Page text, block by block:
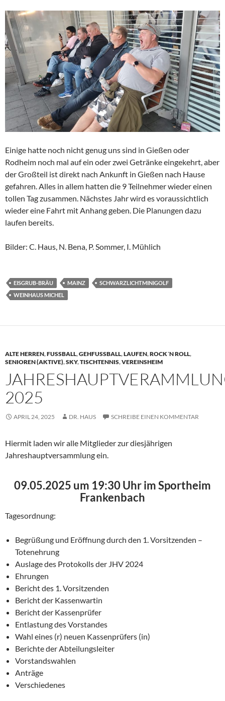
Einige hatte noch nicht genug uns sind in Gießen oder
Rodheim noch mal auf ein oder zwei Getränke eingekehrt, aber
der Großteil ist direkt nach Ankunft in Gießen nach Hause
gefahren. Alles in allem hatten die 9 Teilnehmer wieder einen
tollen Tag zusammen. Nächstes Jahr wird es voraussichtlich
wieder eine Fahrt mit Anhang geben. Die Planungen dazu
laufen bereits.
Bilder: C. Haus, N. Bena, P. Sommer, I. Mühlich
EISGRUB-BRÄU MAINZ
SCHWARZLICHTMINIGOLF
WEINHAUS MICHEL
ALTE HERREN,FUSSBALL ,GEHFUSSBALL,LAUFEN,ROCK´N ROLL,
SENIOREN (AKTIVE),SKY,TISCHTENNIS,VEREINSHEIM
2025
APRIL 24, 2025 DR. HAUS SCHREIBE EINEN KOMMENTAR
Hiermit laden wir alle Mitglieder zur diesjährigen
Jahreshauptversammlung ein.
09.05.2025 um 19:30 Uhr im Sportheim
Frankenbach
Tagesordnung:
Begrüßung und Eröffnung durch den 1. Vorsitzenden –
Totenehrung
Auslage des Protokolls der JHV 2024
Ehrungen
Bericht des 1. Vorsitzenden
Bericht der Kassenwartin
Bericht der Kassenprüfer
Entlastung des Vorstandes
Wahl eines (r) neuen Kassenprüfers (in)
Berichte der Abteilungsleiter
Vorstandswahlen
Anträge
Verschiedenes